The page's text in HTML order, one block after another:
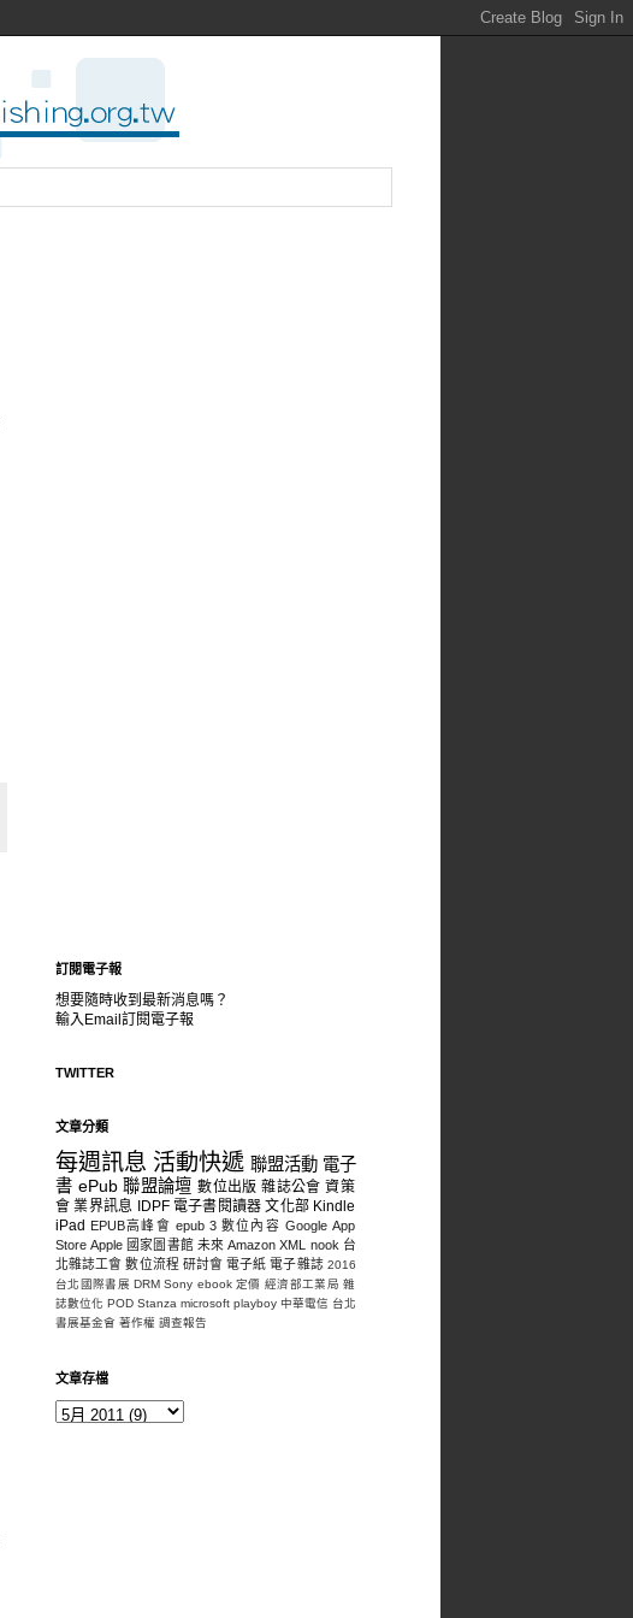
訂閱電子報
想要隨時收到最新消息嗎？
輸入Email訂閱電子報
TWITTER
文章分類
每週訊息 活動快遞 聯盟活動 電子
書 ePub 聯盟論壇 數位出版 雜誌公會 資策
會 業界訊息 IDPF 電子書閱讀器 文化部 Kindle
iPad
EPUB高峰會 epub 3 數位內容 Google App
Store Apple 國家圖書館 未來 Amazon XML nook 台
北雜誌工會 數位流程 研討會 電子紙 電子雜誌 2016
台北國際書展 DRM Sony ebook 定價 經濟部工業局 雜
誌數位化 POD Stanza microsoft playboy 中華電信 台北
書展基金會 著作權 調查報告
文章存檔